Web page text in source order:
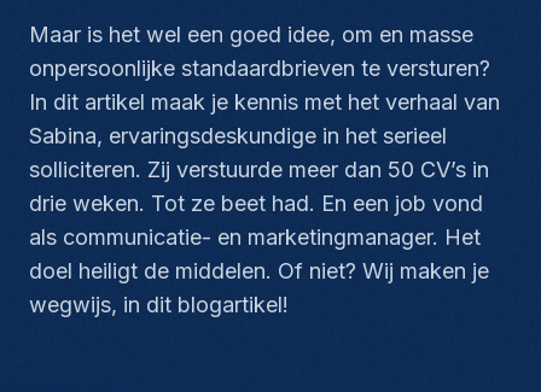
Maar is het wel een goed idee, om en masse
onpersoonlijke standaardbrieven te versturen?
In dit artikel maak je kennis met het verhaal van
Sabina, ervaringsdeskundige in het serieel
solliciteren. Zij verstuurde meer dan 50 CV’s in
drie weken. Tot ze beet had. En een job vond
als communicatie- en marketingmanager. Het
doel heiligt de middelen. Of niet? Wij maken je
wegwijs, in dit blogartikel!